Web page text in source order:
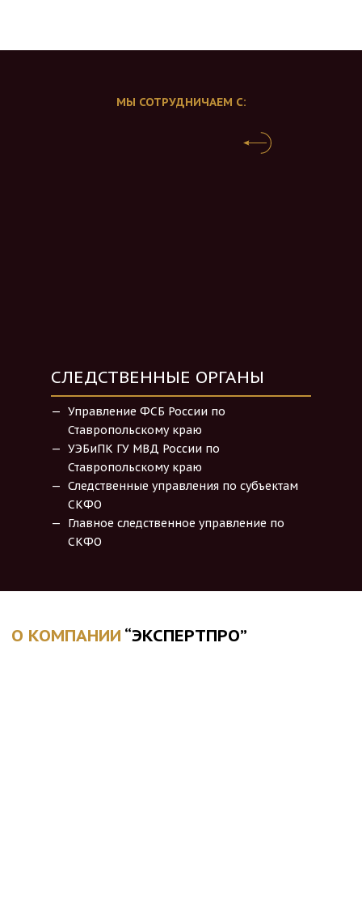
МЫ СОТРУДНИЧАЕМ С:
СЛЕДСТВЕННЫЕ ОРГАНЫ
Управление ФСБ России по
Ставропольскому краю
УЭБиПК ГУ МВД России по
Ставропольскому краю
Следственные управления по субъектам
СКФО
Главное следственное управление по
СКФО
О КОМПАНИИ “ЭКСПЕРТПРО”